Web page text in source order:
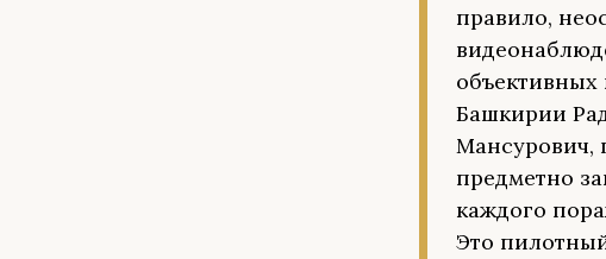
правило,
объективных
Башкирии
Мансурович,
предметно
каждого
Это